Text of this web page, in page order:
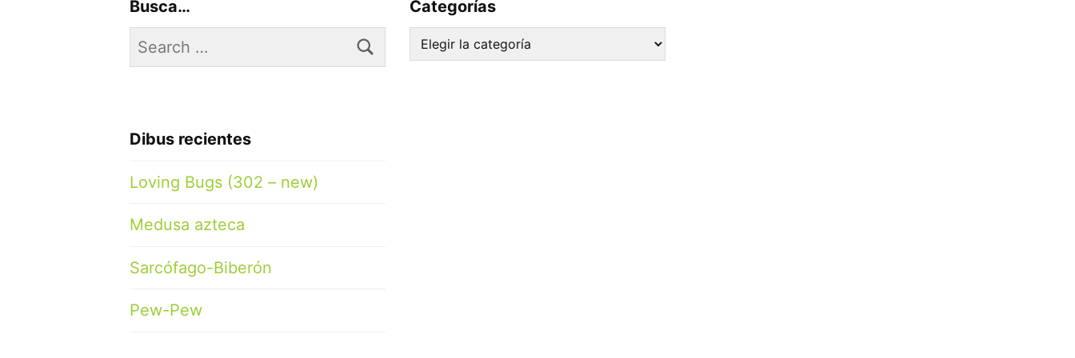
Busca…
Search
for:
Dibus recientes
Loving Bugs (302 – new)
Medusa azteca
Sarcófago-Biberón
Pew-Pew
Categorías
Categorías